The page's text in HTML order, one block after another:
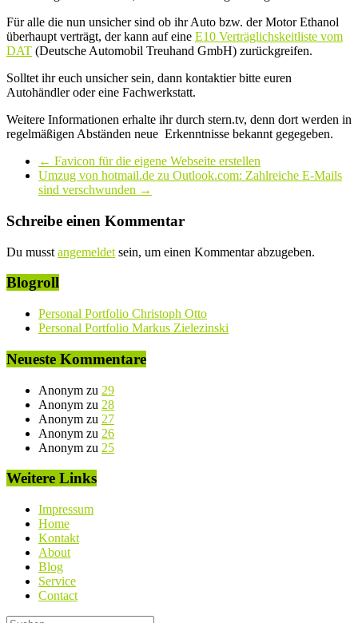
Für alle die nun unsicher sind ob ihr Auto bzw. der Motor Ethanol
überhaupt verträgt, der kann auf eine E10 Verträglichskeitliste vom
DAT (Deutsche Automobil Treuhand GmbH) zurückgreifen.
Solltet ihr euch unsicher sein, dann kontaktier bitte euren
Autohändler oder eine Fachwerkstatt.
Weitere Informationen erhalte ihr durch stern.tv, denn dort werden in
regelmäßigen Abständen neue Erkenntnisse bekannt gegegeben.
← Favicon für die eigene Webseite erstellen
Umzug von hotmail.de zu Outlook.com: Zahlreiche E-Mails
sind verschwunden →
Schreibe einen Kommentar
Du musst angemeldet sein, um einen Kommentar abzugeben.
Blogroll
Personal Portfolio Christoph Otto
Personal Portfolio Markus Zielezinski
Neueste Kommentare
Anonym zu 29
Anonym zu 28
Anonym zu 27
Anonym zu 26
Anonym zu 25
Weitere Links
Impressum
Home
Kontakt
About
Blog
Service
Contact